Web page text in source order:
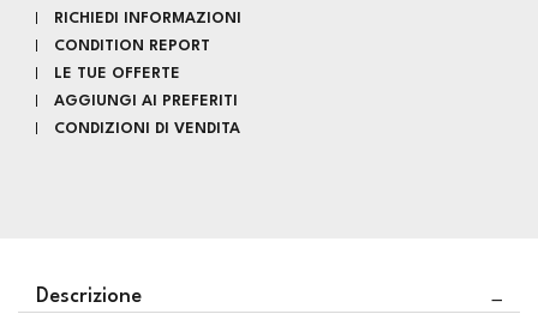
RICHIEDI INFORMAZIONI
CONDITION REPORT
LE TUE OFFERTE
AGGIUNGI AI PREFERITI
CONDIZIONI DI VENDITA
Descrizione